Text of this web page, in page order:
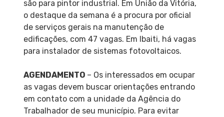
são para pintor industrial. Em União da Vitória,
o destaque da semana é a procura por oficial
de serviços gerais na manutenção de
edificações, com 47 vagas. Em Ibaiti, há vagas
para instalador de sistemas fotovoltaicos.
AGENDAMENTO – Os interessados em ocupar
as vagas devem buscar orientações entrando
em contato com a unidade da Agência do
Trabalhador de seu município. Para evitar